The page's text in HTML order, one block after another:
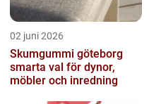
02 juni 2026
Skumgummi göteborg
smarta val för dynor,
möbler och inredning